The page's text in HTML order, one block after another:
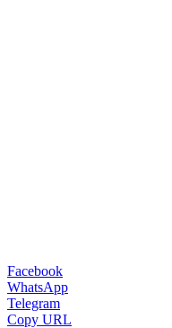
Facebook
WhatsApp
Telegram
Copy URL